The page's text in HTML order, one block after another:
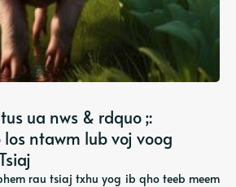
ua nws & rdquo ;:
ntawm lub voj voog
rau tsiaj txhu yog ib qho teeb meem